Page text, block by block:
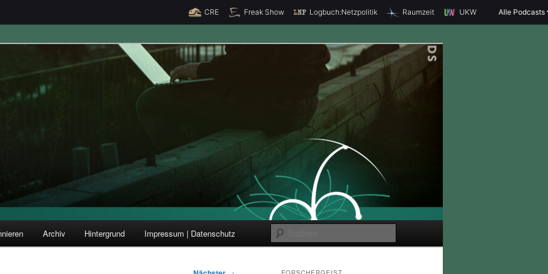
CRE Freak Show Logbuch:Netzpolitik Raumzeit UKW Alle Podcasts
und Forschung
u
Archiv Hintergrund Impressum | Datenschutz